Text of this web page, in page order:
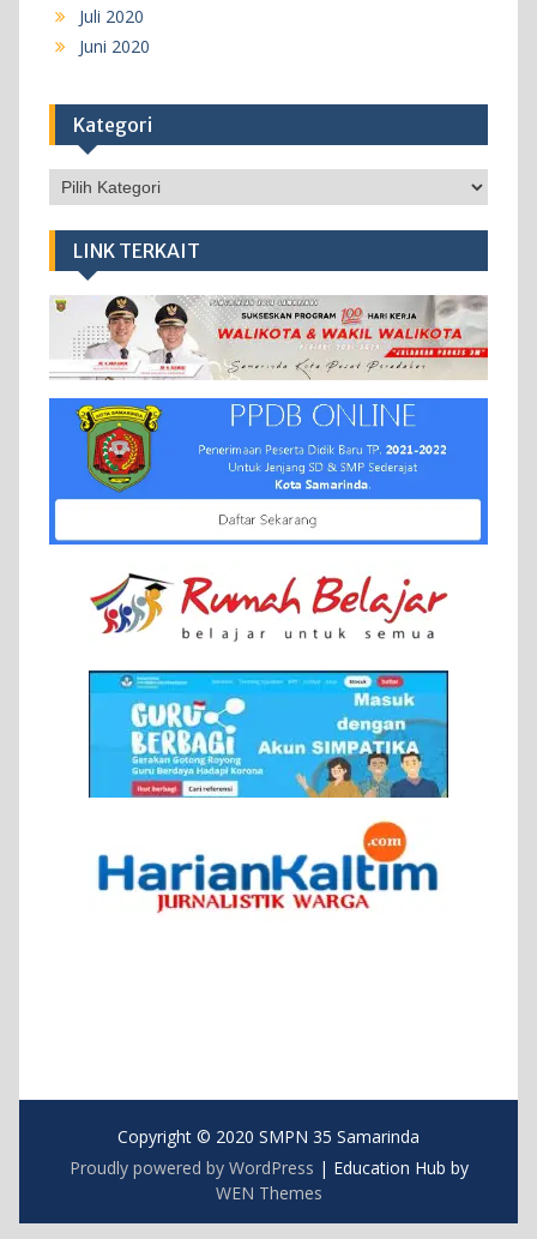
Juli 2020
Juni 2020
Kategori
Kategori
LINK TERKAIT
Copyright © 2020 SMPN 35 Samarinda
Proudly powered by WordPress | Education Hub by
WEN Themes